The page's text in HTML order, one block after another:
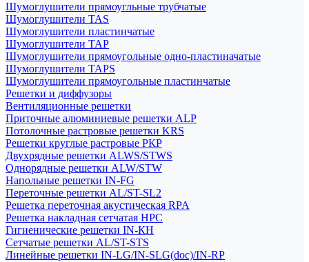
Шумоглушители прямоугльные трубчатые
Шумоглушители TAS
Шумоглушители пластинчатые
Шумоглушители TAP
Шумоглушители прямоугольные одно-пластиначатые
Шумоглушители TAPS
Шумоглушители прямоугольные пластинчатые
Решетки и диффузоры
Вентиляционные решетки
Приточные алюминиевые решетки ALP
Потолочные растровые решетки KRS
Решетки круглые растровые РКР
Двухрядные решетки ALWS/STWS
Однорядные решетки ALW/STW
Напольные решетки IN-FG
Переточные решетки AL/ST-SL2
Решетка переточная акустическая RPA
Решетка накладная сетчатая НРС
Гигиенические решетки IN-КН
Сетчатые решетки AL/ST-STS
Линейные решетки IN-LG/IN-SLG(doc)/IN-RP